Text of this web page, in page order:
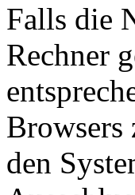
Falls die
Rechner
Browsers
den